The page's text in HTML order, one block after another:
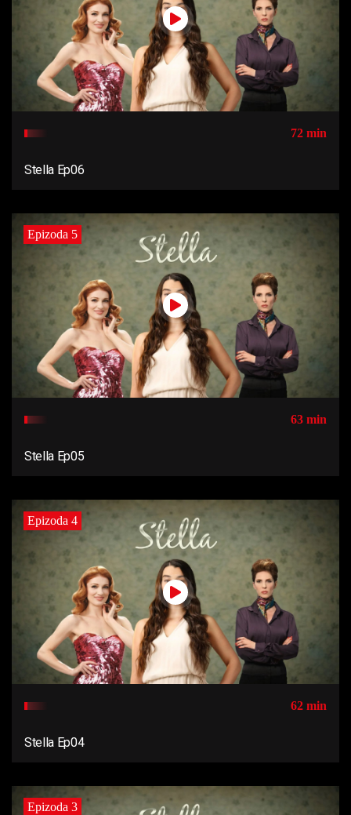
72 min
Stella Ep06
Epizoda 5
63 min
Stella Ep05
Epizoda 4
62 min
Stella Ep04
Epizoda 3